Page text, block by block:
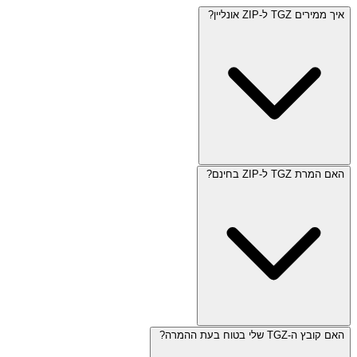
איך ממירים TGZ ל-ZIP אונליין?
האם המרת TGZ ל-ZIP בחינם?
האם קובץ ה-TGZ שלי בטוח בעת ההמרה?